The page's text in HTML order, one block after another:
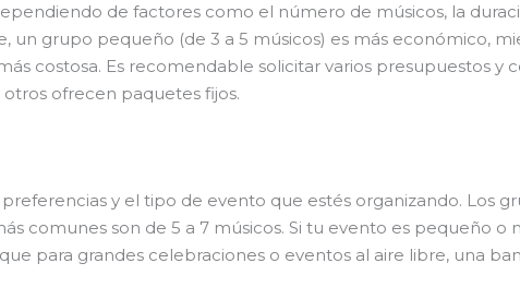
de factores como el número de músicos, la
un grupo pequeño (de 3 a 5 músicos) es más económico,
costosa. Es recomendable solicitar varios presupuestos y
ofrecen paquetes fijos.
y el tipo de evento que estés organizando. Los
comunes son de 5 a 7 músicos. Si tu evento es pequeño o
para grandes celebraciones o eventos al aire libre, una